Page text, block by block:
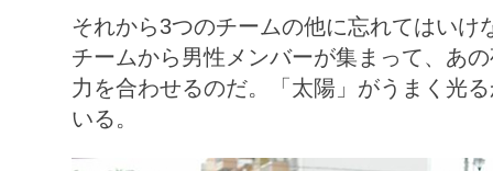
それから3つのチームの他に忘れてはいけ
チームから男性メンバーが集まって、あ
力を合わせるのだ。「太陽」がうまく光
いる。